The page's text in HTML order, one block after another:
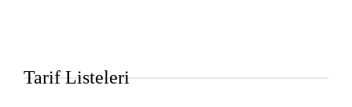
Tarif Listeleri